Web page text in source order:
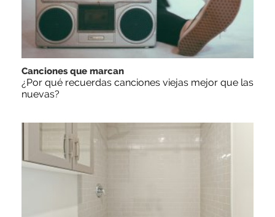
Canciones que marcan
¿Por qué recuerdas canciones viejas mejor que las
nuevas?